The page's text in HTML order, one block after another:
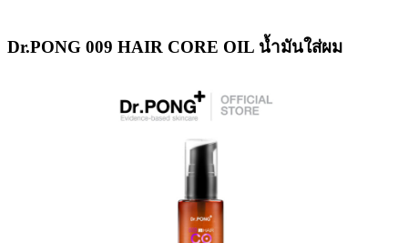
Dr.PONG 009 HAIR CORE OIL น้ำมันใส่ผม